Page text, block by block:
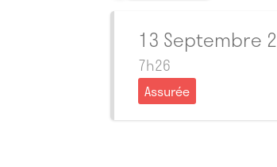
13 Septembre
7h26
Assurée